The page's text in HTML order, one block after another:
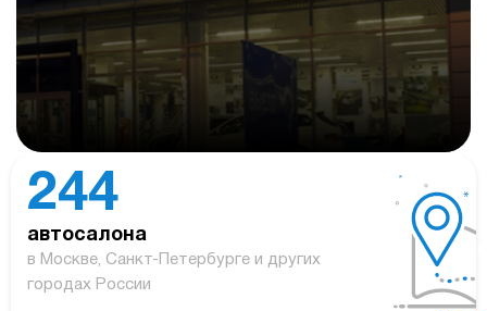
244
автосалона
в Москве, Санкт-Петербурге и других
городах России